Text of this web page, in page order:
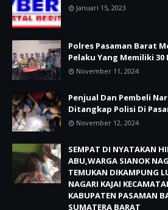
Januari 15, 2023
Polres Pasaman Barat
Pelaku Yang Memiliki 30
November 11, 2024
Penjual Dan Pembeli
Ditangkap Polisi Di
November 12, 2024
SEMPAT DI NYATAKAN
ABU,WARGA SIANOK
TEMUKAN DIKAMPUNG
NAGARI KAJAI
KABUPATEN PASAMAN
SUMATERA BARAT